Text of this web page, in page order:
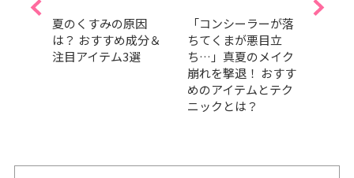
夏のくすみの原因
は？ おすすめ成分＆
注目アイテム3選
「コンシーラーが落
ちてくまが悪目立
ち…」真夏のメイク
崩れを撃退！ おすす
めのアイテムとテク
ニックとは？